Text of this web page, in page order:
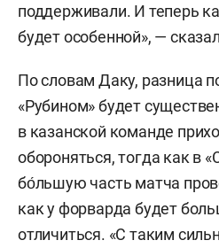
поддерживали. И теперь
будет особенной», —
По словам Даку, разница
«Рубином» будет
в казанской команде
обороняться, тогда как в
бо́льшую часть матча
как у форварда будет
отличиться. «С таким